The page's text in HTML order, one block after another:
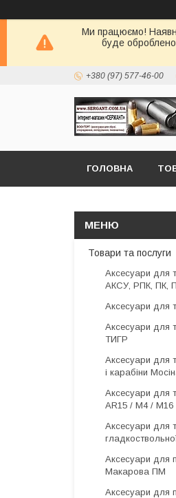
Ми працюємо!
буде
+380 (97) 577-46-00
ГОЛОВНА
Товари та послуги
Аксесуари для
АКСУ, РПК, ПК,
Аксесуари для
Аксесуари для
ТИГР
Аксесуари для
і карабіни
Аксесуари для
AR15 / М4 / М16
Аксесуари для
Аксесуари для
Макарова ПМ
Аксесуари для